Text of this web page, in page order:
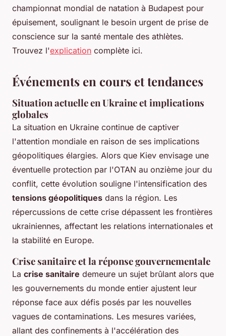
championnat mondial de natation à Budapest pour
épuisement, soulignant le besoin urgent de prise de
conscience sur la santé mentale des athlètes.
Trouvez l'explication complète ici.
Événements en cours et tendances
Situation actuelle en Ukraine et implications
globales
La situation en Ukraine continue de captiver
l'attention mondiale en raison de ses implications
géopolitiques élargies. Alors que Kiev envisage une
éventuelle protection par l'OTAN au onzième jour du
conflit, cette évolution souligne l'intensification des
tensions géopolitiques dans la région. Les
répercussions de cette crise dépassent les frontières
ukrainiennes, affectant les relations internationales et
la stabilité en Europe.
Crise sanitaire et la réponse gouvernementale
La crise sanitaire demeure un sujet brûlant alors que
les gouvernements du monde entier ajustent leur
réponse face aux défis posés par les nouvelles
vagues de contaminations. Les mesures variées,
allant des confinements à l'accélération des